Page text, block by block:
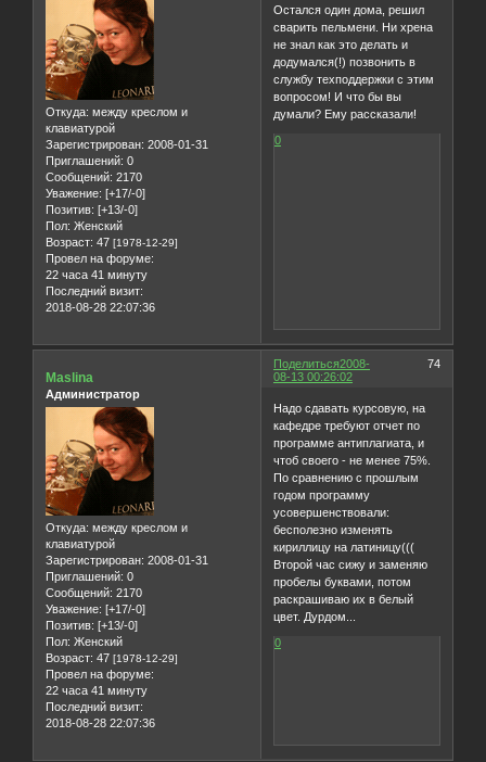
Откуда: между креслом и
клавиатурой
Зарегистрирован: 2008-01-31
Приглашений: 0
Сообщений: 2170
Уважение: [+17/-0]
Позитив: [+13/-0]
Пол: Женский
Возраст: 47 [1978-12-29]
Провел на форуме:
22 часа 41 минуту
Последний визит:
2018-08-28 22:07:36
Остался один дома, решил
сварить пельмени. Ни хрена
не знал как это делать и
додумался(!) позвонить в
службу техподдержки с этим
вопросом! И что бы вы
думали? Ему рассказали!
0
Поделиться 74
2008-
08-13 00:26:02
Maslina
Администратор
Откуда: между креслом и
клавиатурой
Зарегистрирован: 2008-01-31
Приглашений: 0
Сообщений: 2170
Уважение: [+17/-0]
Позитив: [+13/-0]
Пол: Женский
Возраст: 47 [1978-12-29]
Провел на форуме:
22 часа 41 минуту
Последний визит:
2018-08-28 22:07:36
Надо сдавать курсовую, на
кафедре требуют отчет по
программе антиплагиата, и
чтоб своего - не менее 75%.
По сравнению с прошлым
годом программу
усовершенствовали:
бесполезно изменять
кириллицу на латиницу(((
Второй час сижу и заменяю
пробелы буквами, потом
раскрашиваю их в белый
цвет. Дурдом...
0